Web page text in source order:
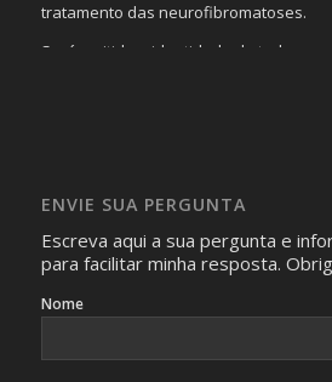
tratamento das neurofibromatoses.
Será omitida a identidade de todas as
identificação da pessoa fotografada.
ENVIE SUA PERGUNTA
Escreva aqui a sua pergunta e
para facilitar minha resposta.
Nome